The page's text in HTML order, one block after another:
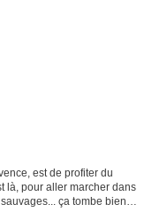
est de profiter du
là, pour aller marcher dans
ça tombe bien